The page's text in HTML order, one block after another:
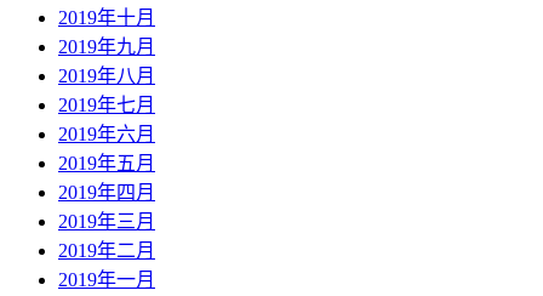
2019年十月
2019年九月
2019年八月
2019年七月
2019年六月
2019年五月
2019年四月
2019年三月
2019年二月
2019年一月